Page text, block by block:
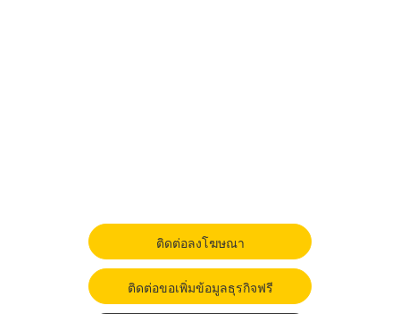
ติดต่อลงโฆษณา
ติดต่อขอเพิ่มข้อมูลธุรกิจฟรี